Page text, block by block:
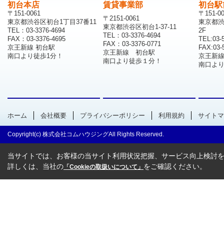
初台本店
〒151-0061
東京都渋谷区初台1丁目37番11
TEL：03-3376-4694
FAX：03-3376-4695
京王新線 初台駅
南口より徒歩1分！
賃貸事業部
〒2151-0061
東京都渋谷区初台1-37-11
TEL：03-3376-4694
FAX：03-3376-0771
京王新線 初台駅
南口より徒歩１分！
初台
〒151-
東京都
2F
TEL:03-
FAX:03-
京王新
南口よ
ホーム 会社概要 プライバシーポリシー 利用規約 サイト
Copyright(c) 株式会社コムハウジングAll Rights Reserved.
当サイトでは、お客様の当サイト利用状況把握、サービス向上検討
詳しくは、当社の 「Cookieの取扱いについて」 をご確認ください。